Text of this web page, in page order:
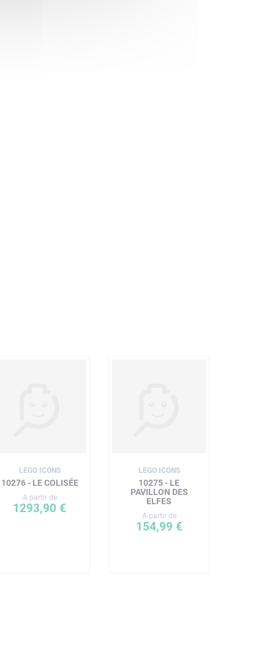
LEGO ICONS
10276 - LE COLISÉE
A partir de
1293,90 €
LEGO ICONS
10275 - LE
PAVILLON DES
ELFES
A partir de
154,99 €